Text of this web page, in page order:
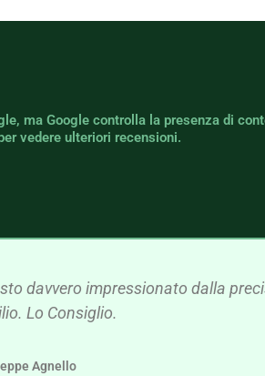
ma Google controlla la presenza di
vedere ulteriori recensioni.
davvero impressionato dalla
Lo Consiglio.
Agnello